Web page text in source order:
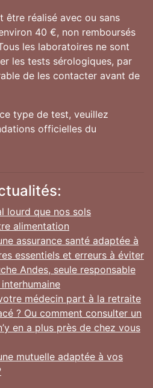
être réalisé avec ou sans
40 €, non remboursés
les laboratoires ne sont
les tests sérologiques, par
de les contacter avant de
type de test, veuillez
officielles du
lourd que nos sols
alimentation
assurance santé adaptée à
essentiels et erreurs à éviter
Andes, seule responsable
médecin part à la retraite
? Ou comment consulter un
en a plus près de chez vous
mutuelle adaptée à vos